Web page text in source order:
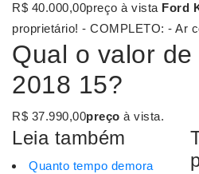
R$ 40.000,00preço à vista Ford
proprietário! - COMPLETO: - Ar
Qual o valor
2018 15?
R$ 37.990,00preço à vista.
Leia também
Quanto tempo demora